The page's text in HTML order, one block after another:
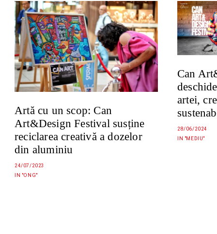
Artă cu un scop: Can
Art&Design Festival susține
reciclarea creativă a dozelor
din aluminiu
24/07/2023
IN "ONG"
Can
artei,
28/06/2024
IN "MEDIU"